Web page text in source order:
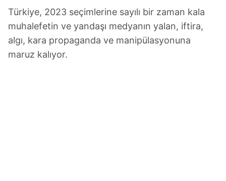
Türkiye, 2023 seçimlerine sayılı bir zaman kala
muhalefetin ve yandaşı medyanın yalan, iftira,
algı, kara propaganda ve manipülasyonuna
maruz kalıyor.